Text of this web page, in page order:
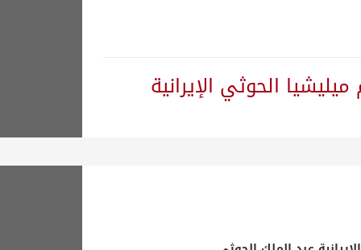
التركية وجمهورية باكستان الإسلامية.
الحوثي الإيرانية